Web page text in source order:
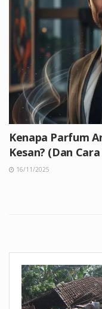
Kenapa Parfum
Kesan? (Dan
16/11/2025